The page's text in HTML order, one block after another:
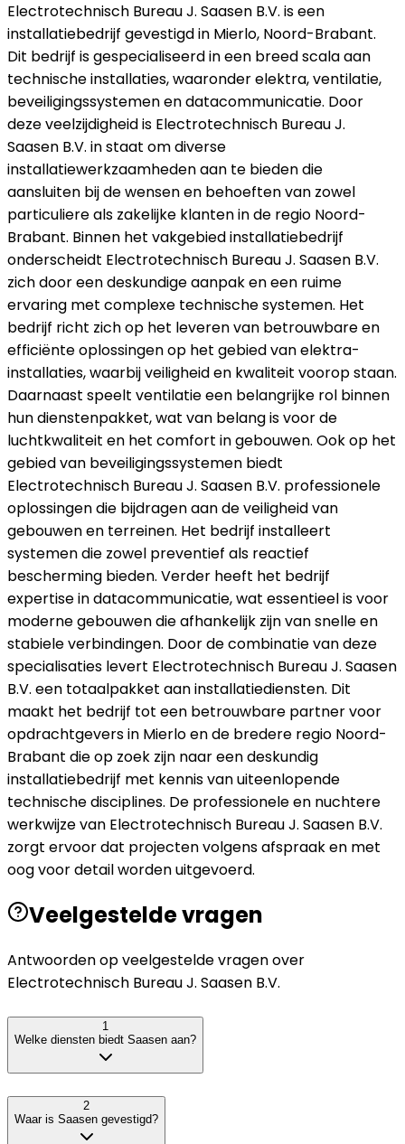
Electrotechnisch Bureau J. Saasen B.V. is een
installatiebedrijf gevestigd in Mierlo, Noord-Brabant.
Dit bedrijf is gespecialiseerd in een breed scala aan
technische installaties, waaronder elektra, ventilatie,
beveiligingssystemen en datacommunicatie. Door
deze veelzijdigheid is Electrotechnisch Bureau J.
Saasen B.V. in staat om diverse
installatiewerkzaamheden aan te bieden die
aansluiten bij de wensen en behoeften van zowel
particuliere als zakelijke klanten in de regio Noord-
Brabant. Binnen het vakgebied installatiebedrijf
onderscheidt Electrotechnisch Bureau J. Saasen B.V.
zich door een deskundige aanpak en een ruime
ervaring met complexe technische systemen. Het
bedrijf richt zich op het leveren van betrouwbare en
efficiënte oplossingen op het gebied van elektra-
installaties, waarbij veiligheid en kwaliteit voorop staan.
Daarnaast speelt ventilatie een belangrijke rol binnen
hun dienstenpakket, wat van belang is voor de
luchtkwaliteit en het comfort in gebouwen. Ook op het
gebied van beveiligingssystemen biedt
Electrotechnisch Bureau J. Saasen B.V. professionele
oplossingen die bijdragen aan de veiligheid van
gebouwen en terreinen. Het bedrijf installeert
systemen die zowel preventief als reactief
bescherming bieden. Verder heeft het bedrijf
expertise in datacommunicatie, wat essentieel is voor
moderne gebouwen die afhankelijk zijn van snelle en
stabiele verbindingen. Door de combinatie van deze
specialisaties levert Electrotechnisch Bureau J. Saasen
B.V. een totaalpakket aan installatiediensten. Dit
maakt het bedrijf tot een betrouwbare partner voor
opdrachtgevers in Mierlo en de bredere regio Noord-
Brabant die op zoek zijn naar een deskundig
installatiebedrijf met kennis van uiteenlopende
technische disciplines. De professionele en nuchtere
werkwijze van Electrotechnisch Bureau J. Saasen B.V.
zorgt ervoor dat projecten volgens afspraak en met
oog voor detail worden uitgevoerd.
Veelgestelde vragen
Antwoorden op veelgestelde vragen over
Electrotechnisch Bureau J. Saasen B.V.
1
Welke diensten biedt Saasen aan?
2
Waar is Saasen gevestigd?